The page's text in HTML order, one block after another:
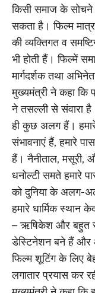
किसी समाज के
सकता है। फिल्म
की व्यक्तिगत व
भी होती हैं। फिल्में
मार्गदर्शक तथा
मुख्यमंत्री ने कहा कि
ने तसल्ली से संवारा
ही कुछ अलग हैं।
संभावनाएं हैं, हमारे
हैं। नैनीताल, मसूरी,
धनोल्टी समते हमारे
को दुनिया के अलग-
हमारे धार्मिक स्थान
– ऋषिकेश और बहुत
डेस्टिनेशन बने हैं और
फिल्म शूटिंग के लिए
लगातार प्रयास कर